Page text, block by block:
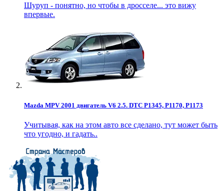
Шуруп - понятно, но чтобы в дросселе... это вижу
впервые.
Mazda MPV 2001 двигатель V6 2.5. DTC P1345, P1170, P1173
Учитывая, как на этом авто все сделано, тут может быть
что угодно, и гадать..